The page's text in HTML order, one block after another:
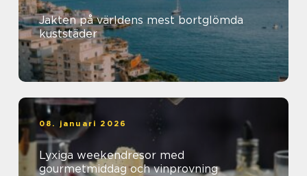
Jakten på världens mest bortglömda
kuststäder
08. januari 2026
Lyxiga weekendresor med
gourmetmiddag och vinprovning